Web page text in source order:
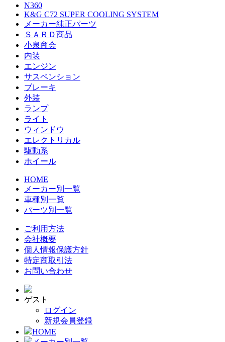
N360
K&G C72 SUPER COOLING SYSTEM
メーカー純正パーツ
ＳＡＲＤ商品
小泉商会
内装
エンジン
サスペンション
ブレーキ
外装
ランプ
ライト
ウィンドウ
エレクトリカル
駆動系
ホイール
HOME
メーカー別一覧
車種別一覧
パーツ別一覧
ご利用方法
会社概要
個人情報保護方針
特定商取引法
お問い合わせ
ゲスト
ログイン
新規会員登録
HOME